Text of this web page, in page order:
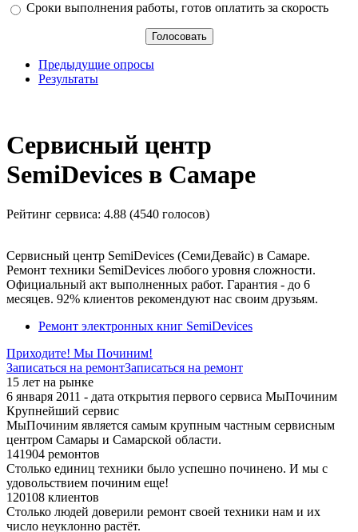
Сроки выполнения работы, готов оплатить за скорость
Предыдущие опросы
Результаты
Сервисный центр
SemiDevices в Самаре
Рейтинг сервиса: 4.88 (4540 голосов)
Сервисный центр SemiDevices (СемиДевайс) в Самаре.
Ремонт техники SemiDevices любого уровня сложности.
Официальный акт выполненных работ. Гарантия - до 6
месяцев. 92% клиентов рекомендуют нас своим друзьям.
Ремонт электронных книг SemiDevices
Приходите! Мы Починим!
Записаться на ремонтЗаписаться на ремонт
15 лет на рынке
6 января 2011 - дата открытия первого сервиса МыПочиним
Крупнейший сервис
МыПочиним является самым крупным частным сервисным
центром Самары и Самарской области.
141904 ремонтов
Столько единиц техники было успешно починено. И мы с
удовольствием починим еще!
120108 клиентов
Столько людей доверили ремонт своей техники нам и их
число неуклонно растёт.